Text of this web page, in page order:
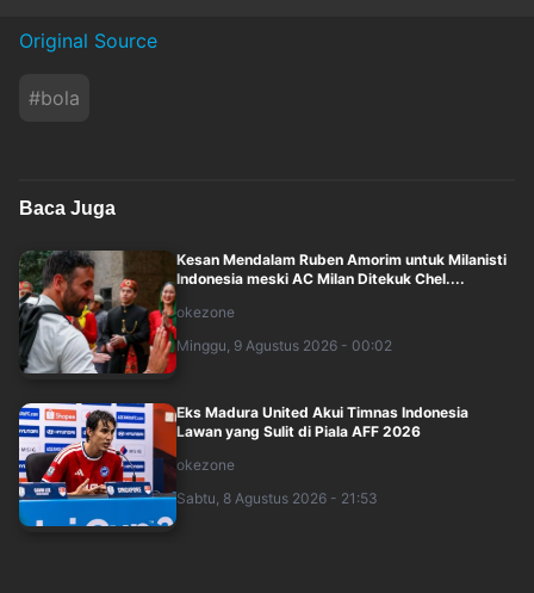
Original Source
#bola
Baca Juga
Kesan Mendalam Ruben Amorim untuk Milanisti
Indonesia meski AC Milan Ditekuk Chel....
okezone
Minggu, 9 Agustus 2026 - 00:02
Eks Madura United Akui Timnas Indonesia
Lawan yang Sulit di Piala AFF 2026
okezone
Sabtu, 8 Agustus 2026 - 21:53